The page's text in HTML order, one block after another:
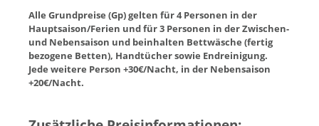
Alle Grundpreise (Gp) gelten für 4 Personen in der
Hauptsaison/Ferien und für 3 Personen in der Zwischen-
und Nebensaison und beinhalten Bettwäsche (fertig
bezogene Betten), Handtücher sowie Endreinigung.
Jede weitere Person +30€/Nacht, in der Nebensaison
+20€/Nacht.